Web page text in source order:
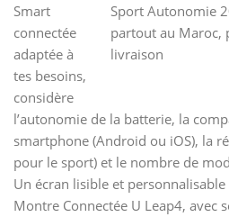
Sport Autonomie
partout au Maroc,
livraison
Smart
connectée
adaptée à
tes besoins,
considère
l’autonomie de la batterie, la
smartphone (Android ou iOS), la
pour le sport) et le nombre de
Un écran lisible et
Montre Connectée U Leap4, avec